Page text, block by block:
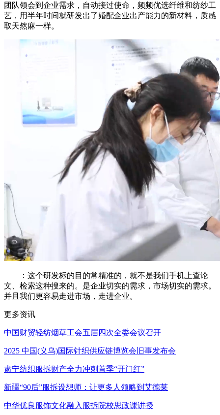
团队领会到企业需求，自动接过使命，频频优选纤维和纺纱工
艺，用半年时间就研发出了婚配企业出产能力的新材料，质感
取天然麻一样。
：这个研发标的目的常精准的，就不是我们手机上查论
文、检索这种搜来的。是企业切实的需求，市场切实的需求。
并且我们更容易走进市场，走进企业。
更多资讯
中国财贸轻纺烟草工会五届四次全委会议召开
2025 中国(义乌)国际针织供应链博览会旧事发布会
肃宁纺织服拆财产全力冲刺首季“开门红”
新疆“90后”服拆设想师：让更多人领略到艾德莱
中华优良服饰文化融入服拆院校思政课讲授